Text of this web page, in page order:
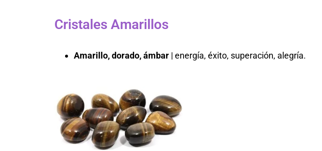
Cristales Amarillos
Amarillo, dorado, ámbar | energía, éxito, superación, alegría.